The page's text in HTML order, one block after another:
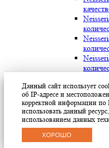
Данный сайт использует
об IP-адресе и
корректной информации
использовать данный
использованием данных
ХОРОШО